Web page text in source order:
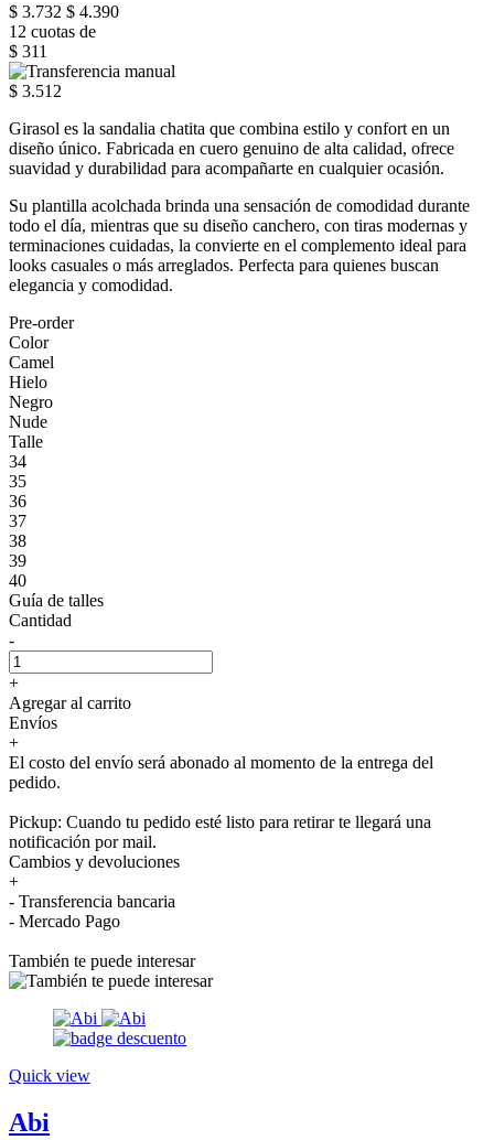
$ 3.732 $ 4.390
12 cuotas de
$ 311
$ 3.512
Girasol es la sandalia chatita que combina estilo y confort en un
diseño único. Fabricada en cuero genuino de alta calidad, ofrece
suavidad y durabilidad para acompañarte en cualquier ocasión.
Su plantilla acolchada brinda una sensación de comodidad durante
todo el día, mientras que su diseño canchero, con tiras modernas y
terminaciones cuidadas, la convierte en el complemento ideal para
looks casuales o más arreglados. Perfecta para quienes buscan
elegancia y comodidad.
Pre-order
Color
Camel
Hielo
Negro
Nude
Talle
34
35
36
37
38
39
40
Guía de talles
Cantidad
-
+
Agregar al carrito
Envíos
+
El costo del envío será abonado al momento de la entrega del
pedido.
Pickup: Cuando tu pedido esté listo para retirar te llegará una
notificación por mail.
Cambios y devoluciones
+
- Transferencia bancaria
- Mercado Pago
También te puede interesar
Quick view
Abi